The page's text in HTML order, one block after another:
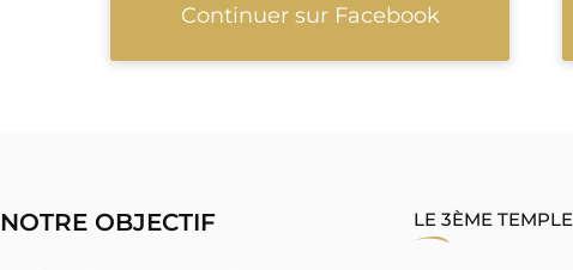
Continuer sur Facebook
NOTRE OBJECTIF LE 3ÈME TEMPLE